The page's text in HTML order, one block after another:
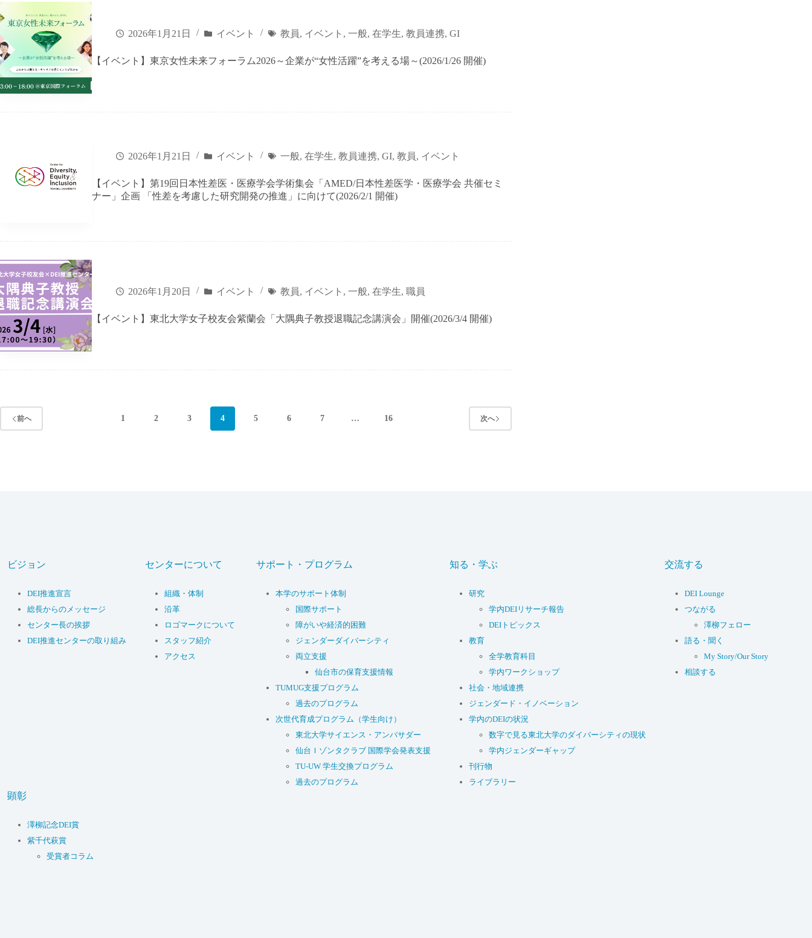
2026年1月21日 イベント 教員, イベント ,一般,在学生,教員連携,GI
【イベント】東京女性未来フォーラム2026～企業が“女性活躍”を考える場～(2026/1/26 開催)
2026年1月21日 イベント 一般,在学生,教員連携,GI,教員, イベント
【イベント】第19回日本性差医・医療学会学術集会「AMED/日本性差医学・医療学会 共催セミ
ナー」企画 「性差を考慮した研究開発の推進」に向けて(2026/2/1 開催)
2026年1月20日 イベント 教員, イベント ,一般,在学生,職員
【イベント】東北大学女子校友会紫蘭会「大隅典子教授退職記念講演会」開催(2026/3/4 開催)
前へ 1 2 3 4 5 6 7 … 16 次へ
ビジョン
DEI推進宣言
総長からのメッセージ
センター長の挨拶
DEI推進センターの取り組み
センターについて
組織・体制
沿革
ロゴマークについて
スタッフ紹介
アクセス
サポート・プログラム
本学のサポート体制
国際サポート
障がいや経済的困難
ジェンダーダイバーシティ
両立支援
仙台市の保育支援情報
TUMUG支援プログラム
過去のプログラム
次世代育成プログラム（学生向け）
東北大学サイエンス・アンバサダー
仙台Ｉゾンタクラブ 国際学会発表支援
TU-UW 学生交換プログラム
過去のプログラム
知る・学ぶ
研究
学内DEIリサーチ報告
DEIトピックス
教育
全学教育科目
学内ワークショップ
社会・地域連携
ジェンダード・イノベーション
学内のDEIの状況
数字で見る東北大学のダイバーシティの現状
学内ジェンダーギャップ
刊行物
ライブラリー
交流する
DEI Lounge
つながる
澤柳フェロー
語る・聞く
My Story/Our Story
相談する
顕彰
澤柳記念DEI賞
紫千代萩賞
受賞者コラム